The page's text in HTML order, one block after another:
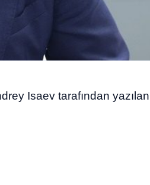
Isaev tarafından yazılan